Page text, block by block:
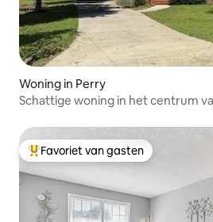
Woning in Perry
Schattige woning in het centrum
Topfavoriet van gasten
Favoriet van gasten